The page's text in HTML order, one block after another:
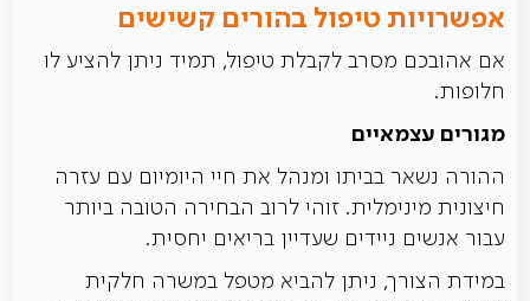
אפשרויות טיפול בהורים קשישים
אם אהובכם מסרב לקבלת טיפול, תמיד ניתן להציע לו
חלופות.
מגורים עצמאיים
ההורה נשאר בביתו ומנהל את חיי היומיום עם עזרה
חיצונית מינימלית. זוהי לרוב הבחירה הטובה ביותר
עבור אנשים ניידים שעדיין בריאים יחסית.
במידת הצורך, ניתן להביא מטפל במשרה חלקית